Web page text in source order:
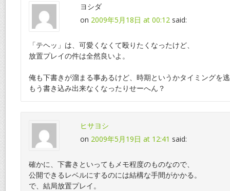
ヨシダ
on 2009年5月18日 at 00:12 said:
「テヘッ」は、可愛くなくて殴りたくなったけど、
放置プレイの件は全然良いよ。
俺も下書きが溜まる事あるけど、時期というかタイミングを
もう書き込み出来なくなったりせーへん？
ヒサヨシ
on 2009年5月19日 at 12:41 said:
確かに、下書きといってもメモ程度のものなので、
公開できるレベルにするのには結構な手間がかかる。
で、結局放置プレイ。